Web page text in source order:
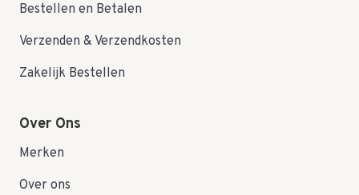
Bestellen en Betalen
Verzenden & Verzendkosten
Zakelijk Bestellen
Over Ons
Merken
Over ons